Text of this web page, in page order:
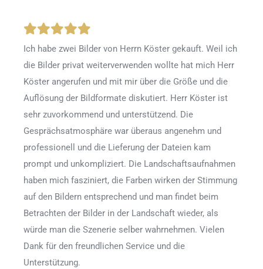
Ich habe zwei Bilder von Herrn Köster gekauft. Weil ich
die Bilder privat weiterverwenden wollte hat mich Herr
Köster angerufen und mit mir über die Größe und die
Auflösung der Bildformate diskutiert. Herr Köster ist
sehr zuvorkommend und unterstützend. Die
Gesprächsatmosphäre war überaus angenehm und
professionell und die Lieferung der Dateien kam
prompt und unkompliziert. Die Landschaftsaufnahmen
haben mich fasziniert, die Farben wirken der Stimmung
auf den Bildern entsprechend und man findet beim
Betrachten der Bilder in der Landschaft wieder, als
würde man die Szenerie selber wahrnehmen. Vielen
Dank für den freundlichen Service und die
Unterstützung.